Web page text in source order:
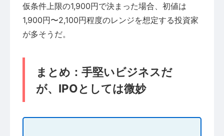
仮条件上限の1,900円で決まった場合、初値は
1,900円〜2,100円程度のレンジを想定する投資家
が多そうだ。
まとめ：手堅いビジネスだ
が、IPOとしては微妙